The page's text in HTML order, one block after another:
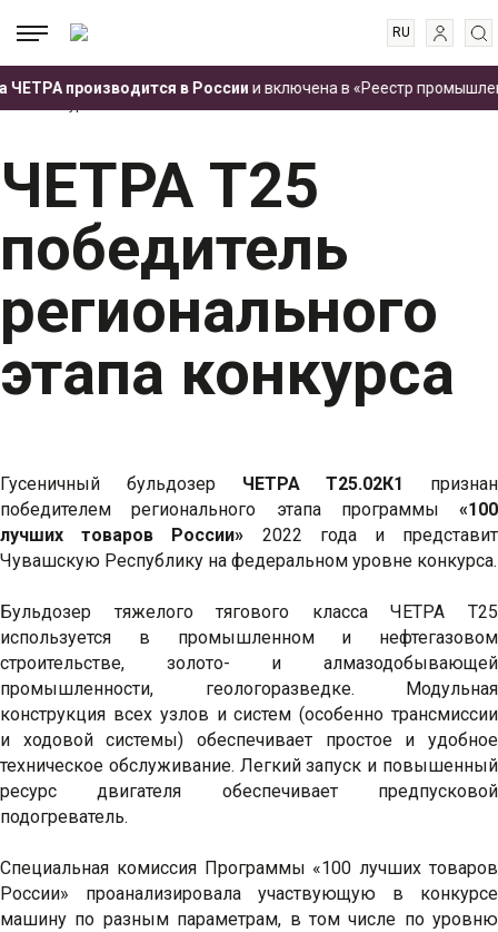
RU
ES
производится в Россиии включена в «Реестр
Главная . Пресс-центр . Новости . ЧЕТРА Т25 победитель регионального
ЧЕТРА Т25
победитель
регионального
этапа конкурса
Гусеничный бульдозер ЧЕТРА Т25.02К1 признан
победителем регионального этапа программы «100
лучших товаров России» 2022 года и представит
Чувашскую Республику на федеральном уровне конкурса.
Бульдозер тяжелого тягового класса ЧЕТРА Т25
используется в промышленном и нефтегазовом
строительстве, золото- и алмазодобывающей
промышленности, геологоразведке. Модульная
конструкция всех узлов и систем (особенно трансмиссии
и ходовой системы) обеспечивает простое и удобное
техническое обслуживание. Легкий запуск и повышенный
ресурс двигателя обеспечивает предпусковой
подогреватель.
Специальная комиссия Программы «100 лучших товаров
России» проанализировала участвующую в конкурсе
машину по разным параметрам, в том числе по уровню